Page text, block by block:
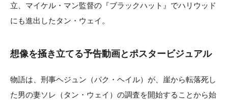
立、マイケル・マン監督の『ブラックハット』でハリウッド
にも進出したタン・ウェイ。
想像を掻き立てる予告動画とポスタービジュアル
物語は、刑事ヘジュン（パク・ヘイル）が、崖から転落死し
た男の妻ソレ（タン・ウェイ）の調査を開始することから始